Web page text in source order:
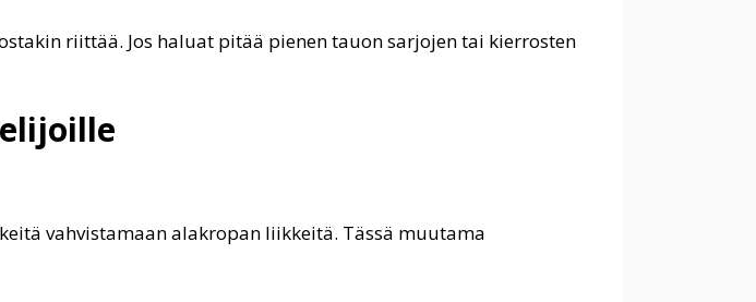
riittää. Jos haluat pitää pienen tauon sarjojen tai kierrosten
vahvistamaan alakropan liikkeitä. Tässä muutama